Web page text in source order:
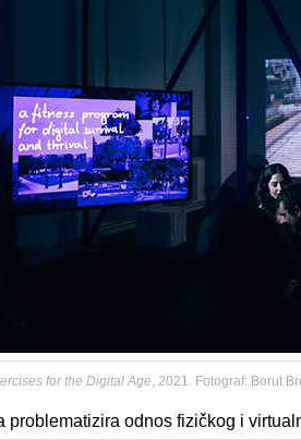
for the Digital Age, 2021. Fotograf: Borut
problematizira odnos fizičkog i